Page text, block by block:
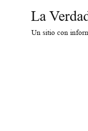
La
Un sitio con